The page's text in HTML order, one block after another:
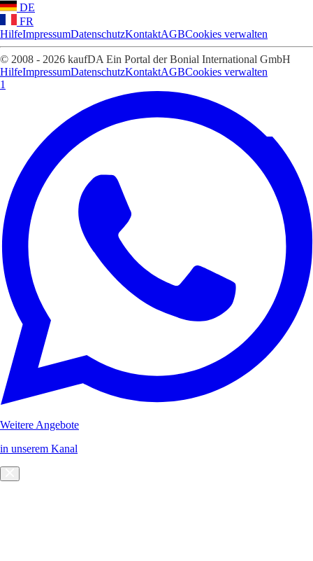
DE
FR
HilfeImpressumDatenschutzKontaktAGBCookies verwalten
© 2008 - 2026 kaufDA Ein Portal der Bonial International GmbH
HilfeImpressumDatenschutzKontaktAGBCookies verwalten
1
Weitere Angebote
in unserem Kanal